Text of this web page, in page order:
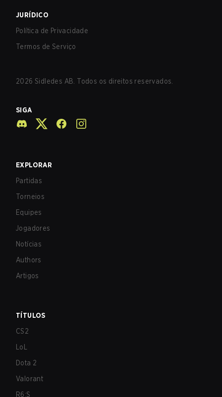
JURÍDICO
Política de Privacidade
Termos de Serviço
2026 Sidledes AB. Todos os direitos reservados.
SIGA
EXPLORAR
Partidas
Torneios
Equipes
Jogadores
Notícias
Authors
Artigos
TÍTULOS
CS2
LoL
Dota 2
Valorant
R6:S